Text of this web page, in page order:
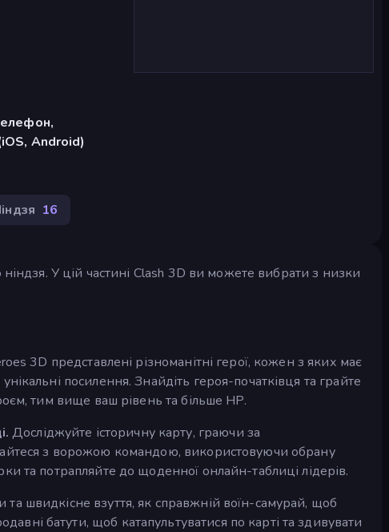
Android)
16
У цій частині Clash 3D ви можете вибрати з низки
3D представлені різноманітні герої, кожен з яких має
посилення. Знайдіть героя-початківця та грайте
тим вище ваш рівень та більше HP.
Досліджуйте історичну карту, граючи за
з ворожою командою, використовуючи обрану
та потрапляйте до щоденної онлайн-таблиці лідерів.
та швидкісне взуття, як справжній воїн-самурай, щоб
батути, щоб катапультуватися по карті та здивувати